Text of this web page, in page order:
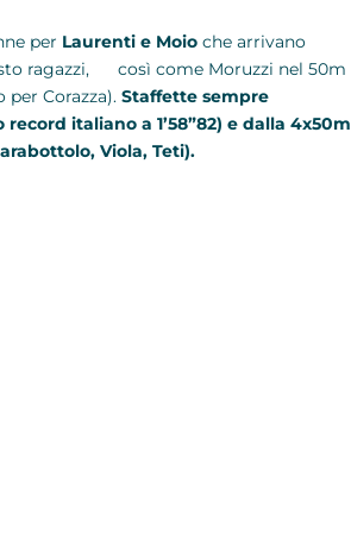
per Laurenti e Moio che arrivano
ragazzi, così come Moruzzi nel 50m
Corazza). Staffette sempre
italiano a 1’58”82) e dalla 4x50m
Viola, Teti).